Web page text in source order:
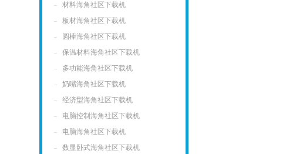
材料海角社区下载机
板材海角社区下载机
圆棒海角社区下载机
保温材料海角社区下载机
多功能海角社区下载机
奶嘴海角社区下载机
经济型海角社区下载机
电脑控制海角社区下载机
电脑海角社区下载机
数显卧式海角社区下载机